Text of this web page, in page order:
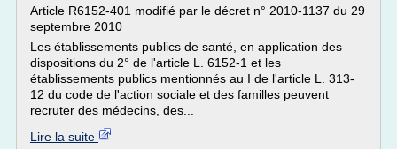
Article R6152-401 modifié par le décret n° 2010-1137 du 29
septembre 2010
Les établissements publics de santé, en application des
dispositions du 2° de l'article L. 6152-1 et les
établissements publics mentionnés au I de l'article L. 313-
12 du code de l'action sociale et des familles peuvent
recruter des médecins, des...
Lire la suite